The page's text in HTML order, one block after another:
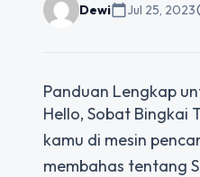
Dewicalendar_todayJul 25, 2023
Panduan Lengkap
Hello, Sobat Bingkai
kamu di mesin
membahas tentang